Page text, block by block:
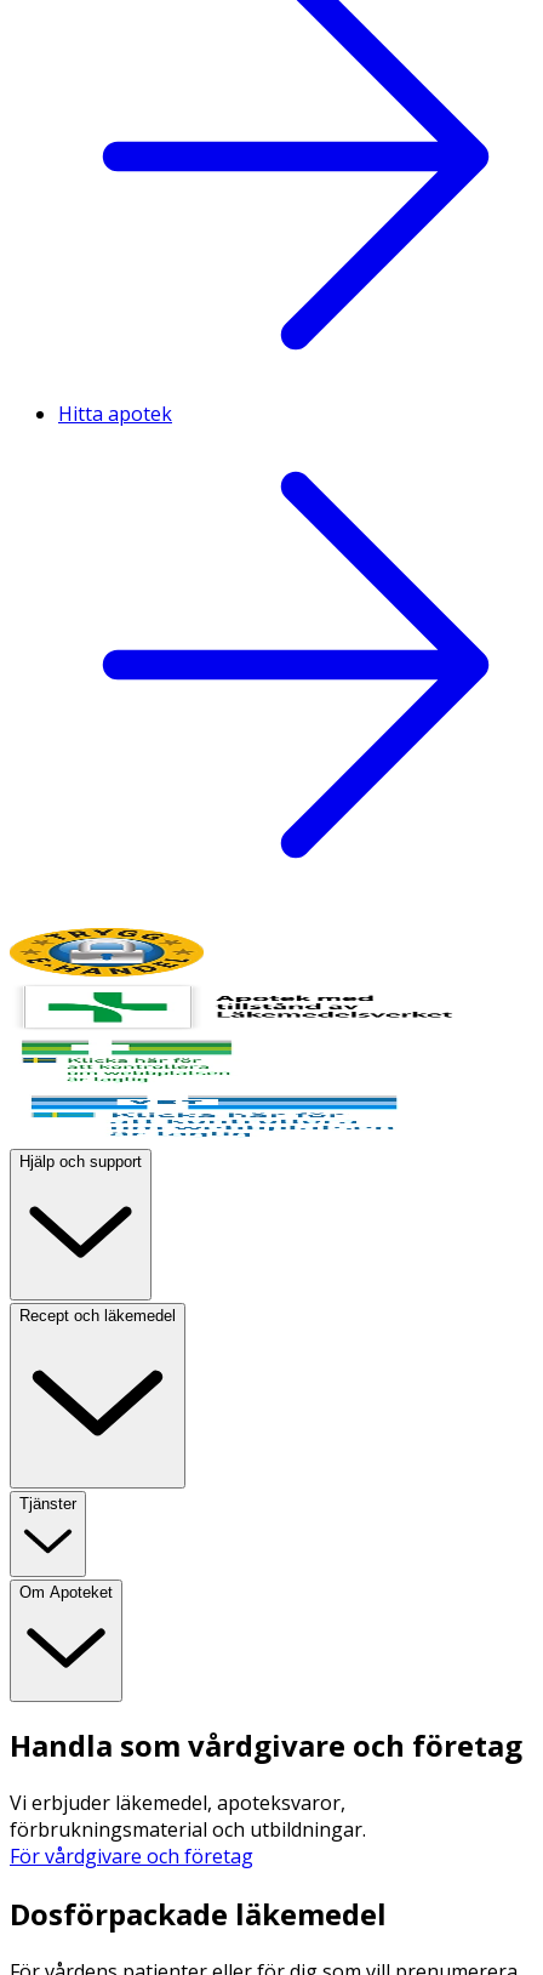
Hitta apotek
Hjälp och support
Recept och läkemedel
Tjänster
Om Apoteket
Handla som vårdgivare och företag
Vi erbjuder läkemedel, apoteksvaror,
förbrukningsmaterial och utbildningar.
För vårdgivare och företag
Dosförpackade läkemedel